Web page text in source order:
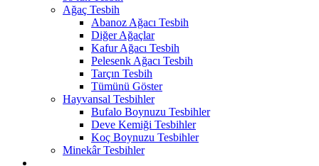
Ağaç Tesbih
Abanoz Ağacı Tesbih
Diğer Ağaçlar
Kafur Ağacı Tesbih
Pelesenk Ağacı Tesbih
Tarçın Tesbih
Tümünü Göster
Hayvansal Tesbihler
Bufalo Boynuzu Tesbihler
Deve Kemiği Tesbihler
Koç Boynuzu Tesbihler
Minekâr Tesbihler